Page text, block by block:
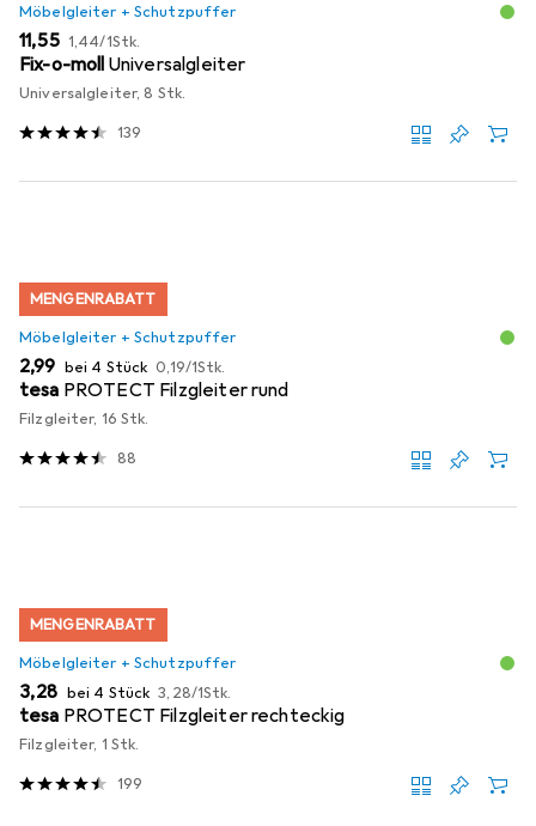
Möbelgleiter + Schutzpuffer
EUR
11,55 EUR
1,44/1Stk.
Fix-o-moll Universalgleiter
Universalgleiter, 8 Stk.
139
MENGENRABATT
Möbelgleiter + Schutzpuffer
EUR
2,99 bei 4 Stück EUR
0,19/1Stk.
tesa PROTECT Filzgleiter rund
Filzgleiter, 16 Stk.
88
MENGENRABATT
Möbelgleiter + Schutzpuffer
EUR
3,28 bei 4 Stück EUR
3,28/1Stk.
tesa PROTECT Filzgleiter rechteckig
Filzgleiter, 1 Stk.
199